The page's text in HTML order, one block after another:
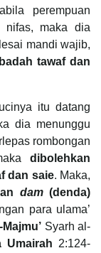
perempuan
nifas, maka dia
mandi wajib,
tawaf dan
itu datang
dia menunggu
rombongan
dibolehkan
dan saie. Maka,
dam(denda)
para ulama’
Majmu’ Syarh al-
Umairah 2:124-